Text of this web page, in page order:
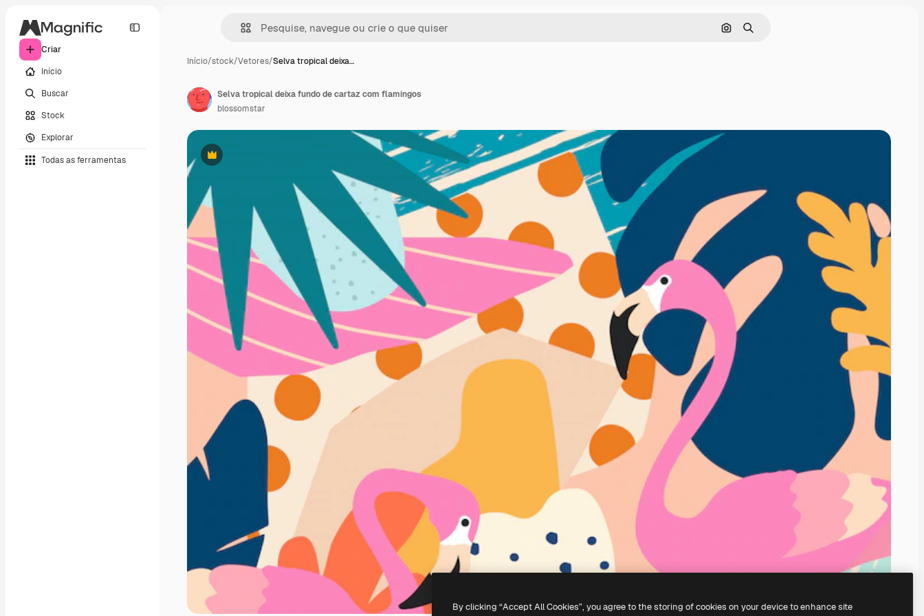
Criar
Início
Buscar
Stock
Explorar
Todas as ferramentas
Pesquisar por imagem
Buscar
Início/stock/Vetores/Selva tropical deixa…
Premium
Selva tropical deixa fundo de cartaz com flamingos
blossomstar
By clicking “Accept All Cookies”, you agree to the storing of cookies on your device to enhance site